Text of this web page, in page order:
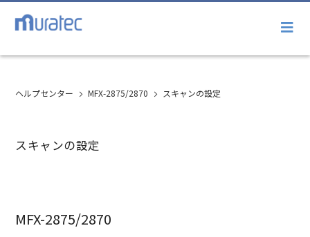
ヘルプセンター MFX-2875/2870 スキャンの設定
スキャンの設定
MFX-2875/2870